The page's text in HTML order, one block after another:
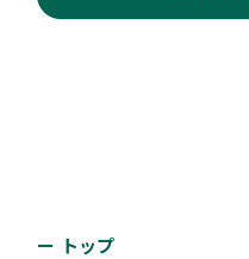
トップ